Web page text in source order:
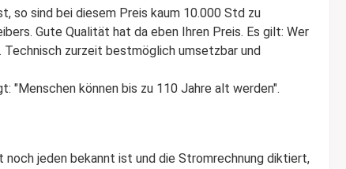
so sind bei diesem Preis kaum 10.000 Std zu
Gute Qualität hat da eben Ihren Preis. Es gilt: Wer
zurzeit bestmöglich umsetzbar und
"Menschen können bis zu 110 Jahre alt werden".
jeden bekannt ist und die Stromrechnung diktiert,